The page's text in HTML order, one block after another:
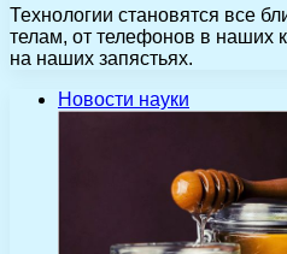
Технологии становятся все
телам, от телефонов в наших
на наших запястьях.
Новости науки